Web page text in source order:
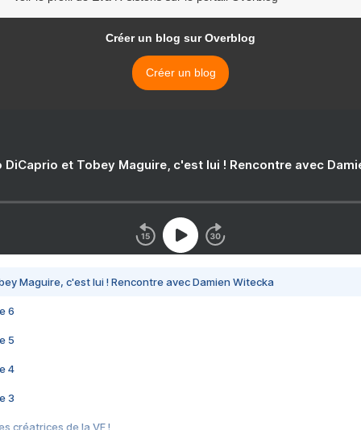
Créer un blog sur Overblog
Créer un blog
DiCaprio et Tobey Maguire, c'est lui ! Rencontre avec
Maguire, c'est lui ! Rencontre avec Damien Witecka
6
5
4
3
créatrices de la VF !